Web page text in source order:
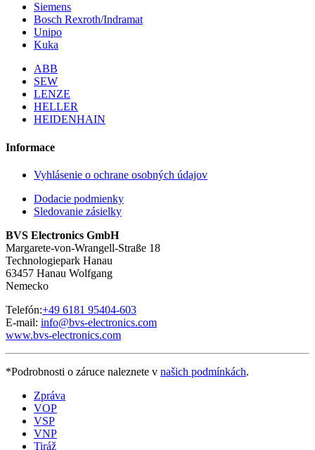
Siemens
Bosch Rexroth/Indramat
Unipo
Kuka
ABB
SEW
LENZE
HELLER
HEIDENHAIN
Informace
Vyhlásenie o ochrane osobných údajov
Dodacie podmienky
Sledovanie zásielky
BVS Electronics GmbH
Margarete-von-Wrangell-Straße 18
Technologiepark Hanau
63457 Hanau Wolfgang
Nemecko
Telefón:+49 6181 95404-603
E-mail: info@bvs-electronics.com
www.bvs-electronics.com
*Podrobnosti o záruce naleznete v našich podmínkách.
Zpráva
VOP
VSP
VNP
Tiráž